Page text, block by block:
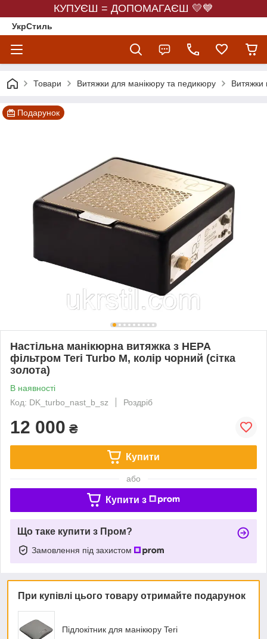
КУПУЄШ = ДОПОМАГАЄШ 💛💙
УкрСтиль
Товари Витяжки для манікюру та педикюру Витяжки
Подарунок
Настільна манікюрна витяжка з HEPA
фільтром Teri Turbo M, колір чорний (сітка
золота)
В наявності
Код: DK_turbo_nast_b_sz
Роздріб
12 000 ₴
Купити
або
Купити з
Що таке купити з Пром?
Замовлення під захистом
При купівлі цього товару отримайте подарунок
Підлокітник для манікюру Teri